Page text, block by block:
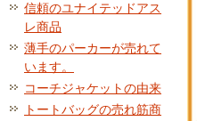
信頼のユナイテッドアス
レ商品
薄手のパーカーが売れて
います。
コーチジャケットの由来
トートバッグの売れ筋商